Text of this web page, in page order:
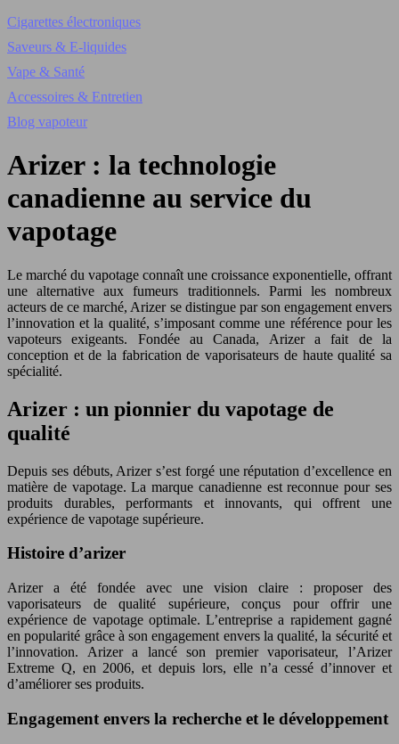
Cigarettes électroniques
Saveurs & E-liquides
Vape & Santé
Accessoires & Entretien
Blog vapoteur
Arizer : la technologie
canadienne au service du
vapotage
Le marché du vapotage connaît une croissance exponentielle, offrant
une alternative aux fumeurs traditionnels. Parmi les nombreux
acteurs de ce marché, Arizer se distingue par son engagement envers
l’innovation et la qualité, s’imposant comme une référence pour les
vapoteurs exigeants. Fondée au Canada, Arizer a fait de la
conception et de la fabrication de vaporisateurs de haute qualité sa
spécialité.
Arizer : un pionnier du vapotage de
qualité
Depuis ses débuts, Arizer s’est forgé une réputation d’excellence en
matière de vapotage. La marque canadienne est reconnue pour ses
produits durables, performants et innovants, qui offrent une
expérience de vapotage supérieure.
Histoire d’arizer
Arizer a été fondée avec une vision claire : proposer des
vaporisateurs de qualité supérieure, conçus pour offrir une
expérience de vapotage optimale. L’entreprise a rapidement gagné
en popularité grâce à son engagement envers la qualité, la sécurité et
l’innovation. Arizer a lancé son premier vaporisateur, l’Arizer
Extreme Q, en 2006, et depuis lors, elle n’a cessé d’innover et
d’améliorer ses produits.
Engagement envers la recherche et le développement